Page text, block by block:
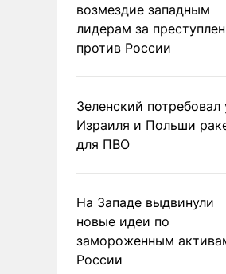
возмездие западным
лидерам за
против России
Зеленский потребовал
Израиля и Польши
для ПВО
На Западе выдвинули
новые идеи по
замороженным
России